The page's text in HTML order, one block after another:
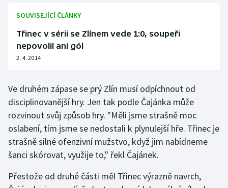
Motorsport
Olympijské hry
Plavání
Plážový volejbal
Ragby
Rychlobruslení
SOUVISEJÍCÍ ČLÁNKY
Třinec v sérii se Zlínem vede 1:0, soupeři
nepovolil ani gól
2. 4. 2014
Ve druhém zápase se prý Zlín musí odpíchnout od
disciplinovanější hry. Jen tak podle Čajánka může
rozvinout svůj způsob hry. "Měli jsme strašně moc
oslabení, tím jsme se nedostali k plynulejší hře. Třinec je
strašně silné ofenzivní mužstvo, když jim nabídneme
šanci skórovat, využije to," řekl Čajánek.
Přestože od druhé části měl Třinec výrazně navrch,